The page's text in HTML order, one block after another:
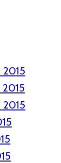
2015
2015